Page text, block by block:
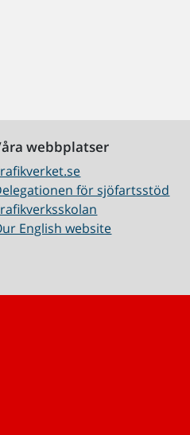
webbplatser
för sjöfartsstöd
English website